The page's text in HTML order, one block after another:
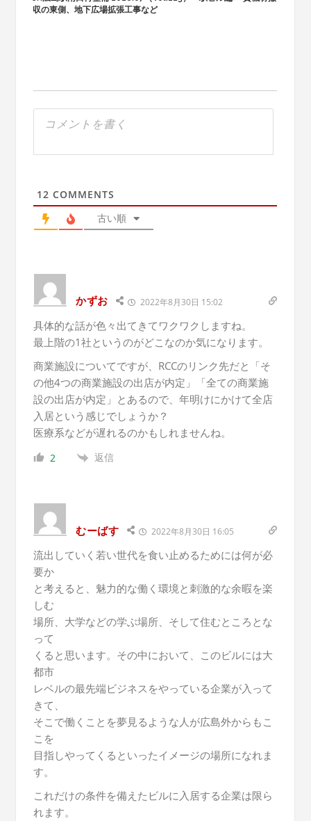
収の東側、地下広場拡張工事など
12 COMMENTS
古い順
かずお 2022年8月30日 15:02
具体的な話が色々出てきてワクワクしますね。
最上階の1社というのがどこなのか気になります。
商業施設についてですが、RCCのリンク先だと「そ
の他4つの商業施設の出店が内定」「全ての商業施
設の出店が内定」とあるので、年明けにかけて全店
入居という感じでしょうか？
医療系などが遅れるのかもしれませんね。
2 返信
むーばす 2022年8月30日 16:05
流出していく若い世代を食い止めるためには何が必
要か
と考えると、魅力的な働く環境と刺激的な余暇を楽
しむ
場所、大学などの学ぶ場所、そして住むところとな
って
くると思います。その中において、このビルには大
都市
レベルの最先端ビジネスをやっている企業が入って
きて、
そこで働くことを夢見るような人が広島外からもこ
こを
目指しやってくるといったイメージの場所になれま
す。
これだけの条件を備えたビルに入居する企業は限ら
れます。